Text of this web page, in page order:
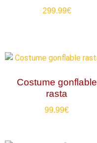
4.67
299.99€
Costume gonflable
rasta
99.99€